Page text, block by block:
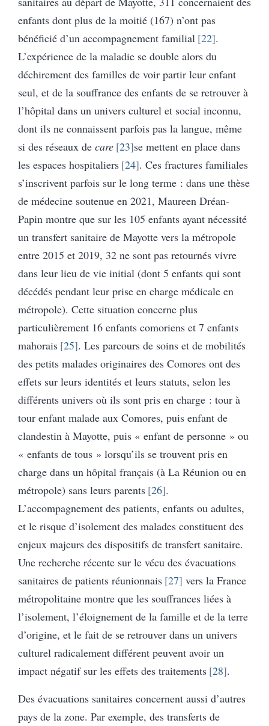
enfants dont plus de la moitié (167) n’ont pas
bénéficié d’un accompagnement familial 22 .
L’expérience de la maladie se double alors du
déchirement des familles de voir partir leur enfant
seul, et de la souffrance des enfants de se retrouver à
l’hôpital dans un univers culturel et social inconnu,
dont ils ne connaissent parfois pas la langue, même
si des réseaux de care 23 se mettent en place dans
les espaces hospitaliers 24 . Ces fractures familiales
s’inscrivent parfois sur le long terme : dans une thèse
de médecine soutenue en 2021, Maureen Dréan-
Papin montre que sur les 105 enfants ayant nécessité
un transfert sanitaire de Mayotte vers la métropole
entre 2015 et 2019, 32 ne sont pas retournés vivre
dans leur lieu de vie initial (dont 5 enfants qui sont
décédés pendant leur prise en charge médicale en
métropole). Cette situation concerne plus
particulièrement 16 enfants comoriens et 7 enfants
mahorais 25 . Les parcours de soins et de mobilités
des petits malades originaires des Comores ont des
effets sur leurs identités et leurs statuts, selon les
différents univers où ils sont pris en charge : tour à
tour enfant malade aux Comores, puis enfant de
clandestin à Mayotte, puis « enfant de personne » ou
« enfants de tous » lorsqu’ils se trouvent pris en
charge dans un hôpital français (à La Réunion ou en
métropole) sans leurs parents 26 .
L’accompagnement des patients, enfants ou adultes,
et le risque d’isolement des malades constituent des
enjeux majeurs des dispositifs de transfert sanitaire.
Une recherche récente sur le vécu des évacuations
sanitaires de patients réunionnais 27 vers la France
métropolitaine montre que les souffrances liées à
l’isolement, l’éloignement de la famille et de la terre
d’origine, et le fait de se retrouver dans un univers
culturel radicalement différent peuvent avoir un
impact négatif sur les effets des traitements 28 .
Des évacuations sanitaires concernent aussi d’autres
pays de la zone. Par exemple, des transferts de